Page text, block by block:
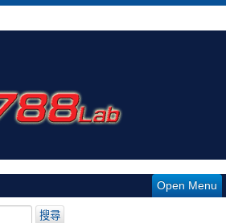
Open Menu
搜尋